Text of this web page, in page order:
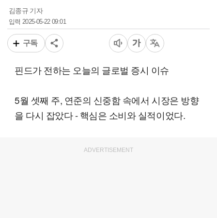
김종규 기자
입력2025-05-22 09:01
구독
핀드가 전하는 오늘의 글로벌 증시 이슈
5월 셋째 주, 연준의 신중함 속에서 시장은 방향
을 다시 잡았다 - 핵심은 소비와 실적이었다.
ADVERTISEMENT